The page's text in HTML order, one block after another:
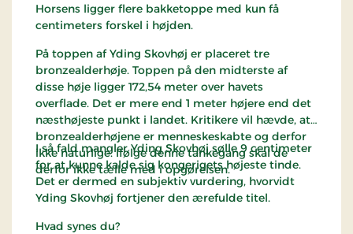
Horsens ligger flere bakketoppe med kun få
centimeters forskel i højden.
På toppen af Yding Skovhøj er placeret tre
bronzealderhøje. Toppen på den midterste af
disse høje ligger 172,54 meter over havets
overflade. Det er mere end 1 meter højere end det
næsthøjeste punkt i landet. Kritikere vil hævde, at
bronzealderhøjene er menneskeskabte og derfor
ikke naturlige. Ifølge denne tankegang skal de
derfor ikke tælle med i opgørelsen.
I så fald mangler Yding Skovhøj sølle 9 centimeter
for at kunne kalde sig kongerigets højeste tinde.
Det er dermed en subjektiv vurdering, hvorvidt
Yding Skovhøj fortjener den ærefulde titel.
Hvad synes du?